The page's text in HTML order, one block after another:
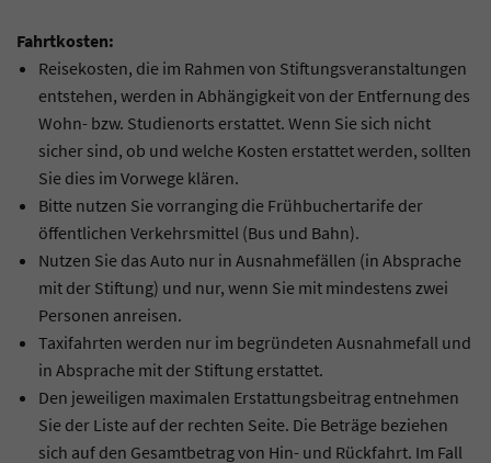
Fahrtkosten:
Reisekosten, die im Rahmen von Stiftungsveranstaltungen
entstehen, werden in Abhängigkeit von der Entfernung des
Wohn- bzw. Studienorts erstattet. Wenn Sie sich nicht
sicher sind, ob und welche Kosten erstattet werden, sollten
Sie dies im Vorwege klären.
Bitte nutzen Sie vorranging die Frühbuchertarife der
öffentlichen Verkehrsmittel (Bus und Bahn).
Nutzen Sie das Auto nur in Ausnahmefällen (in Absprache
mit der Stiftung) und nur, wenn Sie mit mindestens zwei
Personen anreisen.
Taxifahrten werden nur im begründeten Ausnahmefall und
in Absprache mit der Stiftung erstattet.
Den jeweiligen maximalen Erstattungsbeitrag entnehmen
Sie der Liste auf der rechten Seite. Die Beträge beziehen
sich auf den Gesamtbetrag von Hin- und Rückfahrt. Im Fall